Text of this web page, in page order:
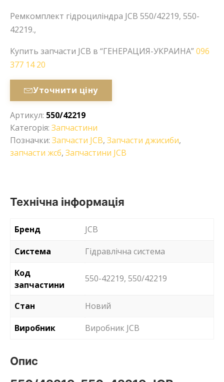
Ремкомплект гідроциліндра JCB 550/42219, 550-
42219.,
Купить запчасти JCB в “ГЕНЕРАЦИЯ-УКРАИНА”096
377 14 20
Уточнити ціну
Артикул: 550/42219
Категорія: Запчастини
Позначки: Запчасти JCB, Запчасти джисиби,
запчасти жсб, Запчастини JCB
Технічна інформація
Бренд
JCB
Система
Гідравлічна система
Код
запчастини
550-42219, 550/42219
Стан
Новий
Виробник
Виробник JCB
Опис